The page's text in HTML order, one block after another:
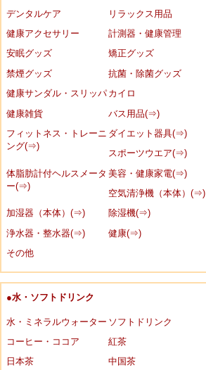
デンタルケア
リラックス用品
健康アクセサリー
計測器・健康管理
安眠グッズ
矯正グッズ
禁煙グッズ
抗菌・除菌グッズ
健康サンダル・スリッパ カイロ
健康雑貨
バス用品(⇒)
フィットネス・トレーニ
ング(⇒)
ダイエット器具(⇒)
スポーツウエア(⇒)
体脂肪計付ヘルスメータ
ー(⇒)
美容・健康家電(⇒)
空気清浄機（本体）(⇒)
加湿器（本体）(⇒)
除湿機(⇒)
浄水器・整水器(⇒)
健康(⇒)
その他
●水・ソフトドリンク
水・ミネラルウォーター ソフトドリンク
コーヒー・ココア
紅茶
日本茶
中国茶